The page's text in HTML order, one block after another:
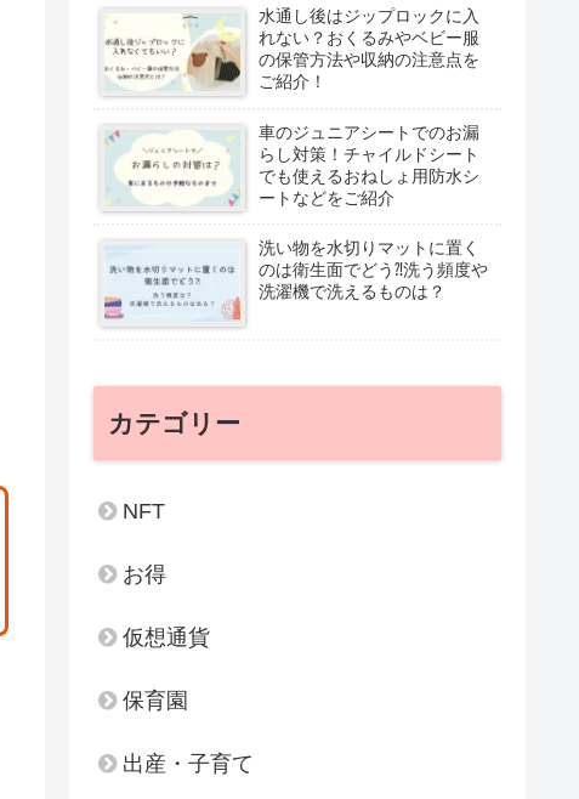
水通し後はジップロックに入
れない？おくるみやベビー服
の保管方法や収納の注意点を
ご紹介！
車のジュニアシートでのお漏
らし対策！チャイルドシート
でも使えるおねしょ用防水シ
ートなどをご紹介
洗い物を水切りマットに置く
のは衛生面でどう⁈洗う頻度や
洗濯機で洗えるものは？
カテゴリー
NFT
お得
仮想通貨
保育園
出産・子育て